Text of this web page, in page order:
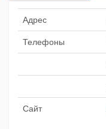
Адрес
Телефоны
Сайт